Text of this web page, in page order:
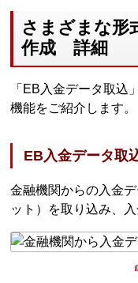
さまざまな形
作成 詳細
「EB入金データ取込
機能をご紹介します。
EB入金データ取
金融機関からの入金
ット）を取り込み、